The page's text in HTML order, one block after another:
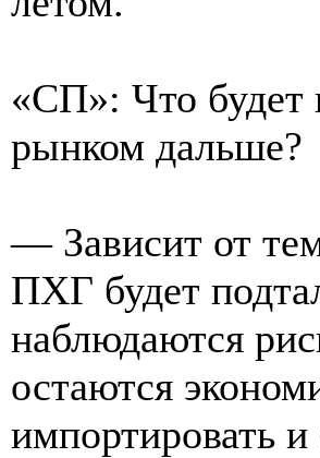
«СП»: Что будет
рынком дальше?
— Зависит от
ПХГ будет
наблюдаются
остаются
импортировать и